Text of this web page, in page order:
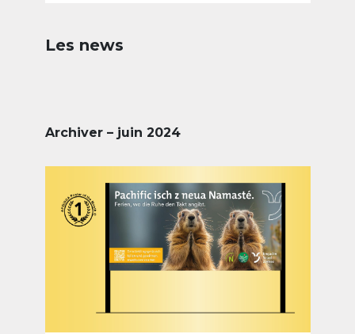
Les news
Archiver – juin 2024